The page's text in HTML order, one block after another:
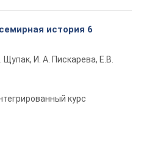
история 6
Щупак, И. А. Пискарева, Е.В.
курс